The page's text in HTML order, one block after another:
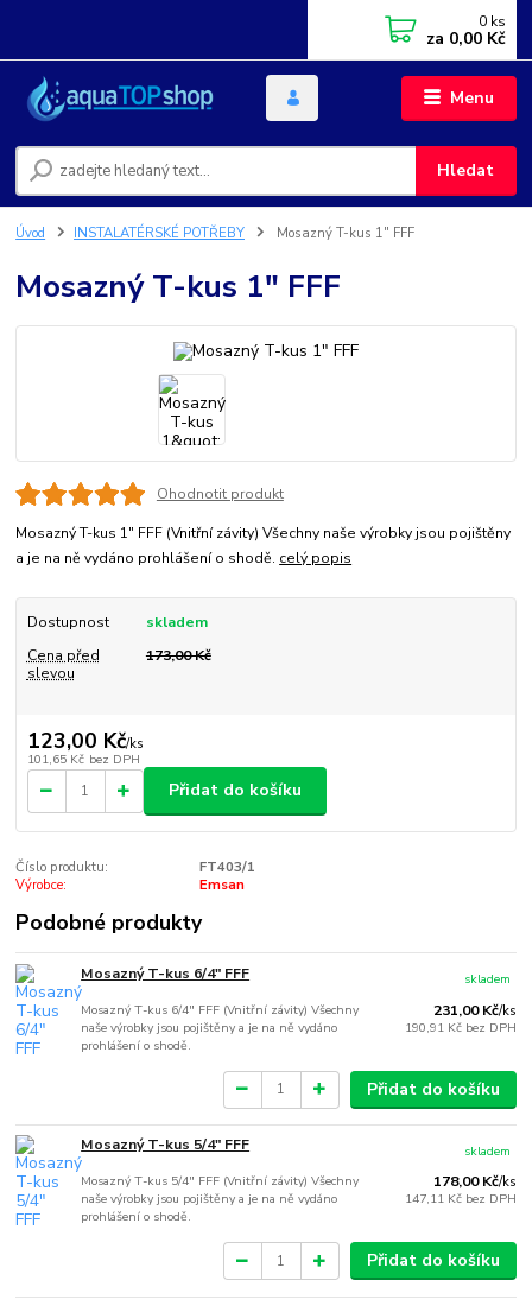
Menu
Hledat
0 ks
za 0,00 Kč
Úvod INSTALATÉRSKÉ POTŘEBY Mosazný T-kus 1" FFF
Mosazný T-kus 1" FFF
Ohodnotit produkt
Mosazný T-kus 1" FFF (Vnitřní závity) Všechny naše výrobky jsou pojištěny
a je na ně vydáno prohlášení o shodě. celý popis
Dostupnost
skladem
Cena před
slevou
173,00 Kč
123,00 Kč/ks
101,65 Kč bez DPH
Přidat do košíku
Číslo produktu:
FT403/1
Výrobce:
Emsan
Podobné produkty
Mosazný T-kus 6/4" FFF
Mosazný T-kus 6/4" FFF (Vnitřní závity) Všechny
naše výrobky jsou pojištěny a je na ně vydáno
prohlášení o shodě.
231,00 Kč/ks
190,91 Kč bez DPH
skladem
Přidat do košíku
Mosazný T-kus 5/4" FFF
Mosazný T-kus 5/4" FFF (Vnitřní závity) Všechny
naše výrobky jsou pojištěny a je na ně vydáno
prohlášení o shodě.
178,00 Kč/ks
147,11 Kč bez DPH
skladem
Přidat do košíku